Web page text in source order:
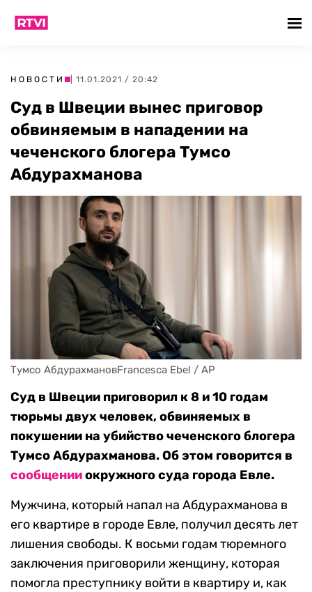
НОВОСТИ | 11.01.2021 / 20:42
Суд в Швеции вынес приговор
обвиняемым в нападении на
чеченского блогера Тумсо
Абдурахманова
Тумсо АбдурахмановFrancesca Ebel / AP
Суд в Швеции приговорил к 8 и 10 годам
тюрьмы двух человек, обвиняемых в
покушении на убийство чеченского блогера
Тумсо Абдурахманова. Об этом говорится в
сообщенииокружного суда города Евле.
Мужчина, который напал на Абдурахманова в
его квартире в городе Евле, получил десять лет
лишения свободы. К восьми годам тюремного
заключения приговорили женщину, которая
помогла преступнику войти в квартиру и, как